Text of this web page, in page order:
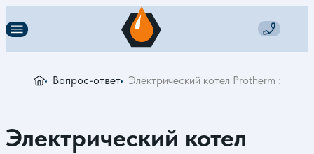
Вопрос-ответ Электрический котел Protherm
Электрический котел